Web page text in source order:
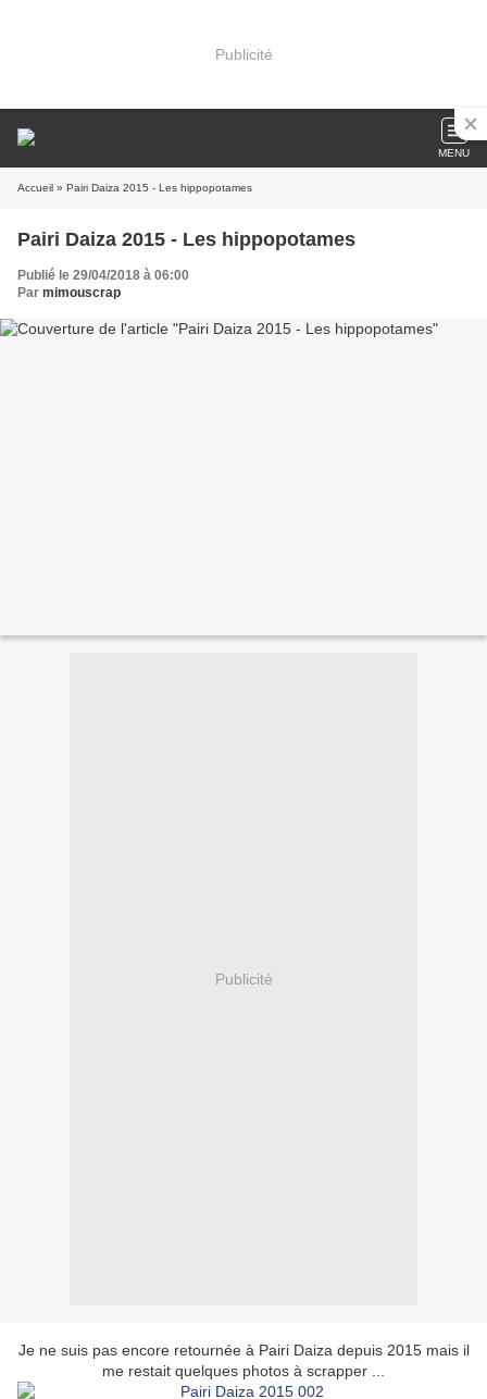
Publicité
MENU
Accueil » Pairi Daiza 2015 - Les hippopotames
Pairi Daiza 2015 - Les hippopotames
Publié le 29/04/2018 à 06:00
Par mimouscrap
Publicité
Je ne suis pas encore retournée à Pairi Daiza depuis 2015 mais il
me restait quelques photos à scrapper ...